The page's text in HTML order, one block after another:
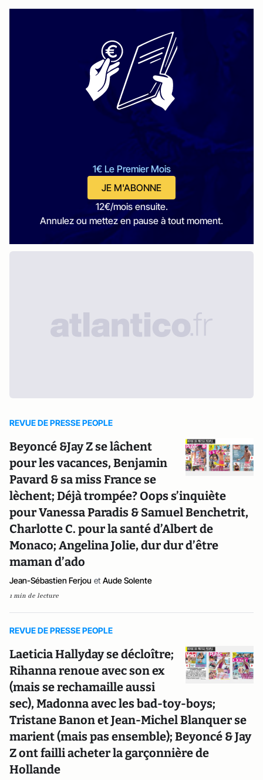
1€ Le Premier Mois
JE M'ABONNE
12€/mois ensuite.
Annulez ou mettez en pause à tout moment.
REVUE DE PRESSE PEOPLE
Beyoncé &Jay Z se lâchent
pour les vacances, Benjamin
Pavard & sa miss France se
lèchent; Déjà trompée? Oops s’inquiète
pour Vanessa Paradis & Samuel Benchetrit,
Charlotte C. pour la santé d’Albert de
Monaco; Angelina Jolie, dur dur d’être
maman d’ado
Jean-Sébastien Ferjou et Aude Solente
1 min de lecture
REVUE DE PRESSE PEOPLE
Laeticia Hallyday se décloître;
Rihanna renoue avec son ex
(mais se rechamaille aussi
sec), Madonna avec les bad-toy-boys;
Tristane Banon et Jean-Michel Blanquer se
marient (mais pas ensemble); Beyoncé & Jay
Z ont failli acheter la garçonnière de
Hollande